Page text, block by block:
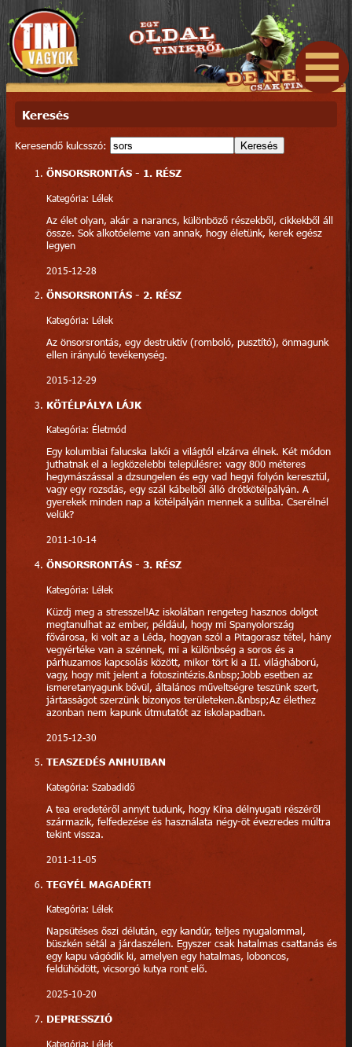
Keresés
Keresendő kulcsszó: Keresés
ÖNSORSRONTÁS - 1. RÉSZ
Kategória: Lélek
Az élet olyan, akár a narancs, különböző részekből, cikkekből áll
össze. Sok alkotóeleme van annak, hogy életünk, kerek egész
legyen
2015-12-28
ÖNSORSRONTÁS - 2. RÉSZ
Kategória: Lélek
Az önsorsrontás, egy destruktív (romboló, pusztító), önmagunk
ellen irányuló tevékenység.
2015-12-29
KÖTÉLPÁLYA LÁJK
Kategória: Életmód
Egy kolumbiai falucska lakói a világtól elzárva élnek. Két módon
juthatnak el a legközelebbi településre: vagy 800 méteres
hegymászással a dzsungelen és egy vad hegyi folyón keresztül,
vagy egy rozsdás, egy szál kábelből álló drótkötélpályán. A
gyerekek minden nap a kötélpályán mennek a suliba. Cserélnél
velük?
2011-10-14
ÖNSORSRONTÁS - 3. RÉSZ
Kategória: Lélek
Küzdj meg a stresszel!Az iskolában rengeteg hasznos dolgot
megtanulhat az ember, például, hogy mi Spanyolország
fővárosa, ki volt az a Léda, hogyan szól a Pitagorasz tétel, hány
vegyértéke van a szénnek, mi a különbség a soros és a
párhuzamos kapcsolás között, mikor tört ki a II. világháború,
vagy, hogy mit jelent a fotoszintézis.&nbsp;Jobb esetben az
ismeretanyagunk bővül, általános műveltségre teszünk szert,
jártasságot szerzünk bizonyos területeken.&nbsp;Az élethez
azonban nem kapunk útmutatót az iskolapadban.
2015-12-30
TEASZEDÉS ANHUIBAN
Kategória: Szabadidő
A tea eredetéről annyit tudunk, hogy Kína délnyugati részéről
származik, felfedezése és használata négy-öt évezredes múltra
tekint vissza.
2011-11-05
TEGYÉL MAGADÉRT!
Kategória: Lélek
Napsütéses őszi délután, egy kandúr, teljes nyugalommal,
büszkén sétál a járdaszélen. Egyszer csak hatalmas csattanás és
egy kapu vágódik ki, amelyen egy hatalmas, loboncos,
feldühödött, vicsorgó kutya ront elő.
2025-10-20
DEPRESSZIÓ
Kategória: Lélek